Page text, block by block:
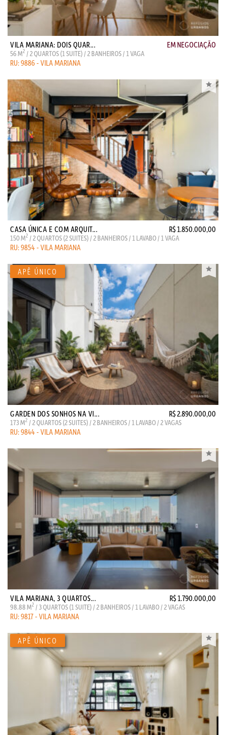
VILA MARIANA: DOIS QUAR... EM NEGOCIAÇÃO
56 M2 / 2 QUARTOS (1 SUITE) / 2 BANHEIROS / 1 VAGA
RU: 9886 - VILA MARIANA
CASA ÚNICA E COM ARQUIT... R$ 1.850.000,00
150 M2 / 2 QUARTOS (2 SUITES) / 2 BANHEIROS / 1 LAVABO / 1 VAGA
RU: 9854 - VILA MARIANA
GARDEN DOS SONHOS NA VI... R$ 2.890.000,00
173 M2 / 2 QUARTOS (2 SUITES) / 2 BANHEIROS / 1 LAVABO / 2 VAGAS
RU: 9844 - VILA MARIANA
VILA MARIANA, 3 QUARTOS... R$ 1.790.000,00
98.88 M2 / 3 QUARTOS (1 SUITE) / 2 BANHEIROS / 1 LAVABO / 2 VAGAS
RU: 9817 - VILA MARIANA